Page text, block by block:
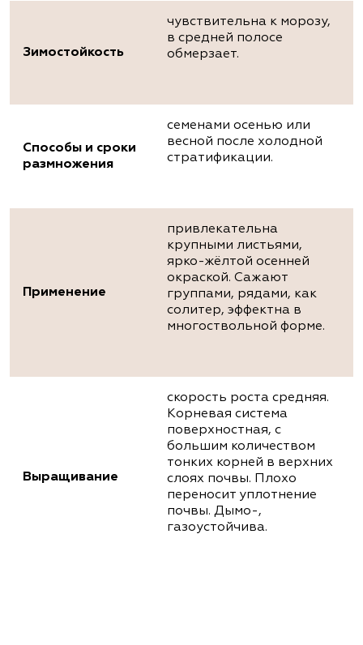
Зимостойкость
чувствительна к морозу,
в средней полосе
обмерзает.
Способы и сроки
размножения
семенами осенью или
весной после холодной
стратификации.
Применение
привлекательна
крупными листьями,
ярко-жёлтой осенней
окраской. Сажают
группами, рядами, как
солитер, эффектна в
многоствольной форме.
Выращивание
скорость роста средняя.
Корневая система
поверхностная, с
большим количеством
тонких корней в верхних
слоях почвы. Плохо
переносит уплотнение
почвы. Дымо-,
газоустойчива.